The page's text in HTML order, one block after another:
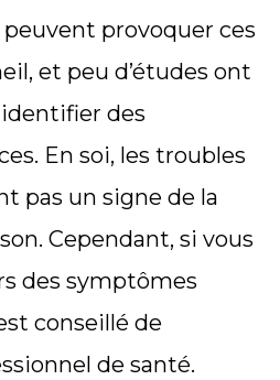
provoquer ces
et peu d’études ont
des
En soi, les troubles
pas un signe de la
Cependant, si vous
des symptômes
conseillé de
de santé.